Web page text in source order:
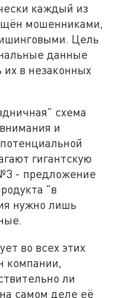
каждый из
мошенниками,
Цель
данные
их в незаконных
схема
и
гигантскую
- предложение
"в
нужно лишь
во всех этих
компании,
ли
самом деле её